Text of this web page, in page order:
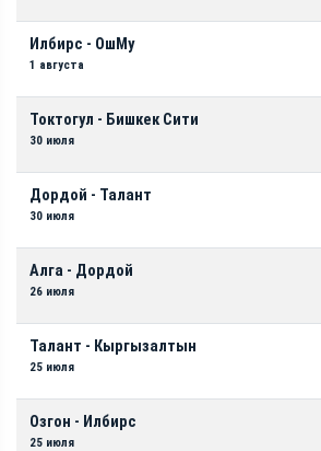
Илбирс - ОшМу
1 августа
Токтогул - Бишкек Сити
30 июля
Дордой - Талант
30 июля
Алга - Дордой
26 июля
Талант - Кыргызалтын
25 июля
Озгон - Илбирс
25 июля